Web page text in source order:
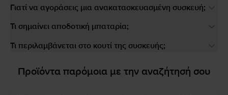
Γιατί να αγοράσεις μια ανακατασκευασμένη συσκευή;
Τι σημαίνει αποδοτική μπαταρία;
Τι περιλαμβάνεται στο κουτί της συσκευής;
Προϊόντα παρόμοια με την αναζήτησή σου